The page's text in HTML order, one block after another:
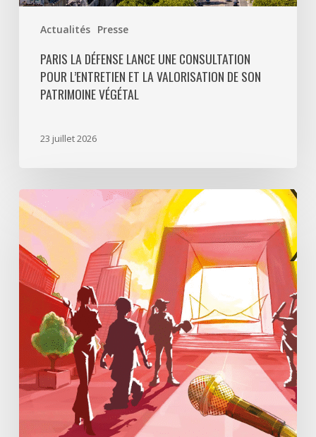
Actualités Presse
PARIS LA DÉFENSE LANCE UNE CONSULTATION
POUR L’ENTRETIEN ET LA VALORISATION DE SON
PATRIMOINE VÉGÉTAL
23 juillet 2026
Paris
La
Défense
lance
«
Disparition
Défense
un
jeu
d’enquête